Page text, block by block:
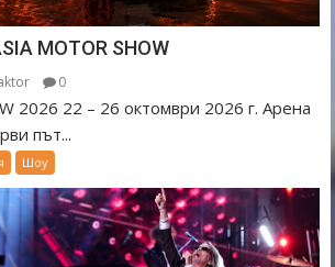
MOTOR SHOW
0
2026 22 – 26 октомври 2026 г. Арена
път...
Шоу